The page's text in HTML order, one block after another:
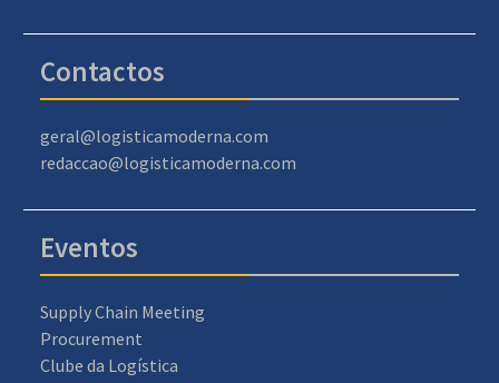
Contactos
geral@logisticamoderna.com
redaccao@logisticamoderna.com
Eventos
Supply Chain Meeting
Procurement
Clube da Logística